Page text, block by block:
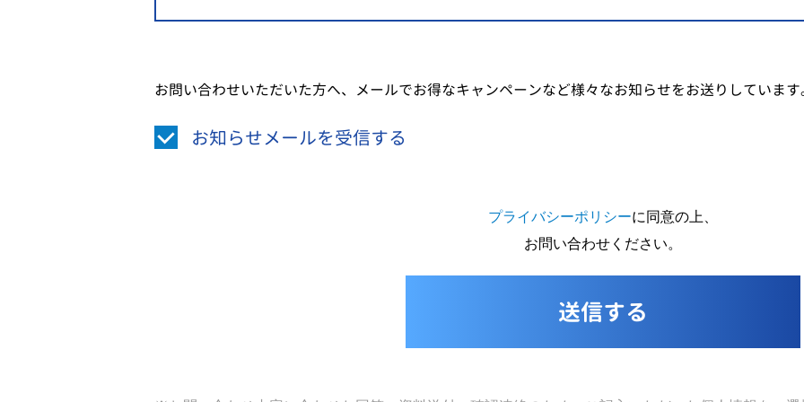
お問い合わせいただいた方へ、メールでお得なキャンペーンなど様々なお知らせをお送りしています
お知らせメールを受信する
プライバシーポリシーに同意の上、
お問い合わせください。